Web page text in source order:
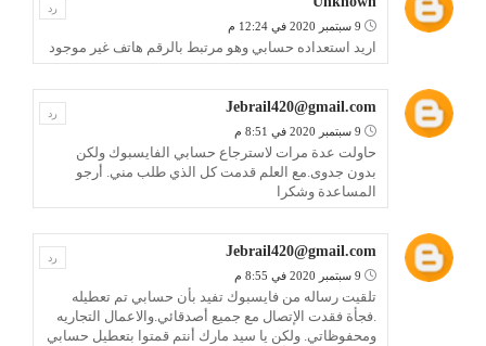
9 سبتمبر 2020 في 12:24 م
اريد استعداده حسابي وهو مرتبط بالرقم هاتف غير موجود
رد
Jebrail420@gmail.com
9 سبتمبر 2020 في 8:51 م
حاولت عدة مرات لاسترجاع حسابي الفايسبوك ولكن
بدون جدوى.مع العلم قدمت كل الذي طلب مني. أرجو
المساعدة وشكرا
رد
Jebrail420@gmail.com
9 سبتمبر 2020 في 8:55 م
تلقيت رساله من فايسبوك تفيد بأن حسابي تم تعطيله
.فجأة فقدت الإتصال مع جميع أصدقائي.والاعمال التجاريه
ومحفوظاتي. ولكن يا سيد مارك أنتم قمتوا بتعطيل حسابي
رد